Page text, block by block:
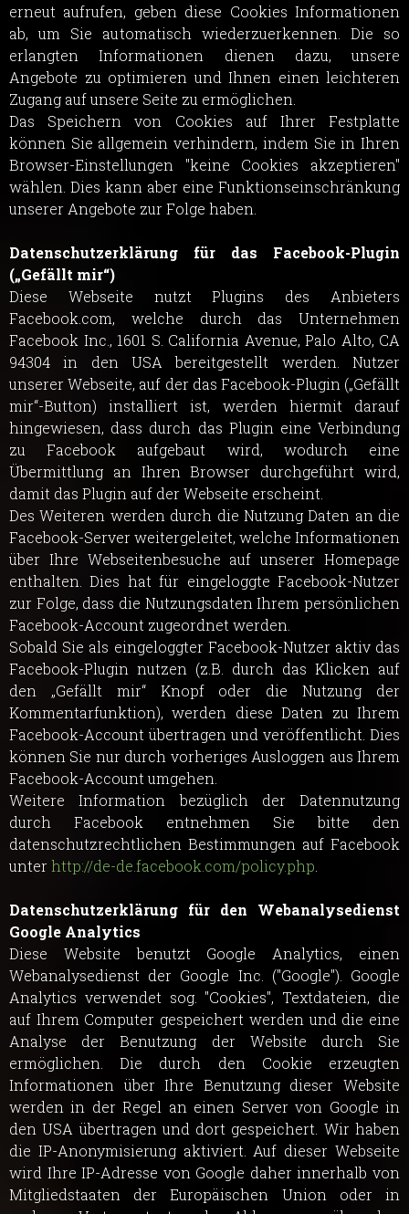
erneut aufrufen, geben diese Cookies Informationen
ab, um Sie automatisch wiederzuerkennen. Die so
erlangten Informationen dienen dazu, unsere
Angebote zu optimieren und Ihnen einen leichteren
Zugang auf unsere Seite zu ermöglichen.
Das Speichern von Cookies auf Ihrer Festplatte
können Sie allgemein verhindern, indem Sie in Ihren
Browser-Einstellungen "keine Cookies akzeptieren"
wählen. Dies kann aber eine Funktionseinschränkung
unserer Angebote zur Folge haben.
Datenschutzerklärung für das Facebook-Plugin
(„Gefällt mir“)
Diese Webseite nutzt Plugins des Anbieters
Facebook.com, welche durch das Unternehmen
Facebook Inc., 1601 S. California Avenue, Palo Alto, CA
94304 in den USA bereitgestellt werden. Nutzer
unserer Webseite, auf der das Facebook-Plugin („Gefällt
mir“-Button) installiert ist, werden hiermit darauf
hingewiesen, dass durch das Plugin eine Verbindung
zu Facebook aufgebaut wird, wodurch eine
Übermittlung an Ihren Browser durchgeführt wird,
damit das Plugin auf der Webseite erscheint.
Des Weiteren werden durch die Nutzung Daten an die
Facebook-Server weitergeleitet, welche Informationen
über Ihre Webseitenbesuche auf unserer Homepage
enthalten. Dies hat für eingeloggte Facebook-Nutzer
zur Folge, dass die Nutzungsdaten Ihrem persönlichen
Facebook-Account zugeordnet werden.
Sobald Sie als eingeloggter Facebook-Nutzer aktiv das
Facebook-Plugin nutzen (z.B. durch das Klicken auf
den „Gefällt mir“ Knopf oder die Nutzung der
Kommentarfunktion), werden diese Daten zu Ihrem
Facebook-Account übertragen und veröffentlicht. Dies
können Sie nur durch vorheriges Ausloggen aus Ihrem
Facebook-Account umgehen.
Weitere Information bezüglich der Datennutzung
durch Facebook entnehmen Sie bitte den
datenschutzrechtlichen Bestimmungen auf Facebook
unterhttp://de-de.facebook.com/policy.php
Datenschutzerklärung für den Webanalysedienst
Google Analytics
Diese Website benutzt Google Analytics, einen
Webanalysedienst der Google Inc. ("Google"). Google
Analytics verwendet sog. "Cookies", Textdateien, die
auf Ihrem Computer gespeichert werden und die eine
Analyse der Benutzung der Website durch Sie
ermöglichen. Die durch den Cookie erzeugten
Informationen über Ihre Benutzung dieser Website
werden in der Regel an einen Server von Google in
den USA übertragen und dort gespeichert. Wir haben
die IP-Anonymisierung aktiviert. Auf dieser Webseite
wird Ihre IP-Adresse von Google daher innerhalb von
Mitgliedstaaten der Europäischen Union oder in